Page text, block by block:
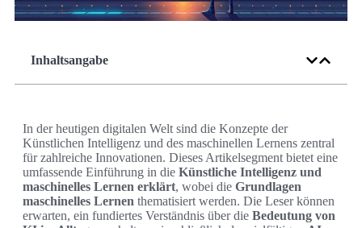
Inhaltsangabe
In der heutigen digitalen Welt sind die Konzepte der
Künstlichen Intelligenz und des maschinellen Lernens zentral
für zahlreiche Innovationen. Dieses Artikelsegment bietet eine
umfassende Einführung in die Künstliche Intelligenz und
maschinelles Lernen erklärt, wobei die Grundlagen
maschinelles Lernen thematisiert werden. Die Leser können
erwarten, ein fundiertes Verständnis über die Bedeutung von